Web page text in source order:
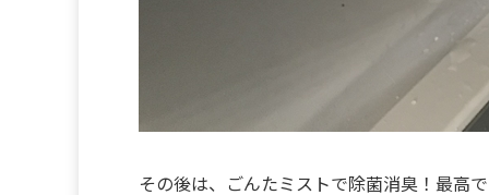
その後は、ごんたミストで除菌消臭！最高